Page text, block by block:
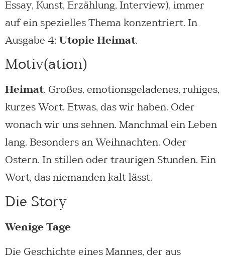
Essay, Kunst, Erzählung, Interview), immer
auf ein spezielles Thema konzentriert. In
Ausgabe 4: Utopie Heimat.
Motiv(ation)
Heimat. Großes, emotionsgeladenes, ruhiges,
kurzes Wort. Etwas, das wir haben. Oder
wonach wir uns sehnen. Manchmal ein Leben
lang. Besonders an Weihnachten. Oder
Ostern. In stillen oder traurigen Stunden. Ein
Wort, das niemanden kalt lässt.
Die Story
Wenige Tage
Die Geschichte eines Mannes, der aus